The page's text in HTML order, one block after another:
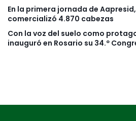
En la primera jornada de
comercializó 4.870 cabezas
Con la voz del suelo como
inauguró en Rosario su 34.º